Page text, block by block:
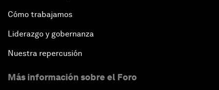
Cómo trabajamos
Liderazgo y gobernanza
Nuestra repercusión
Más información sobre el Foro